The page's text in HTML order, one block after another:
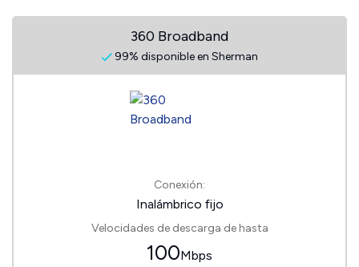
360 Broadband
99% disponible en Sherman
Conexión:
Inalámbrico fijo
Velocidades de descarga de hasta
100Mbps